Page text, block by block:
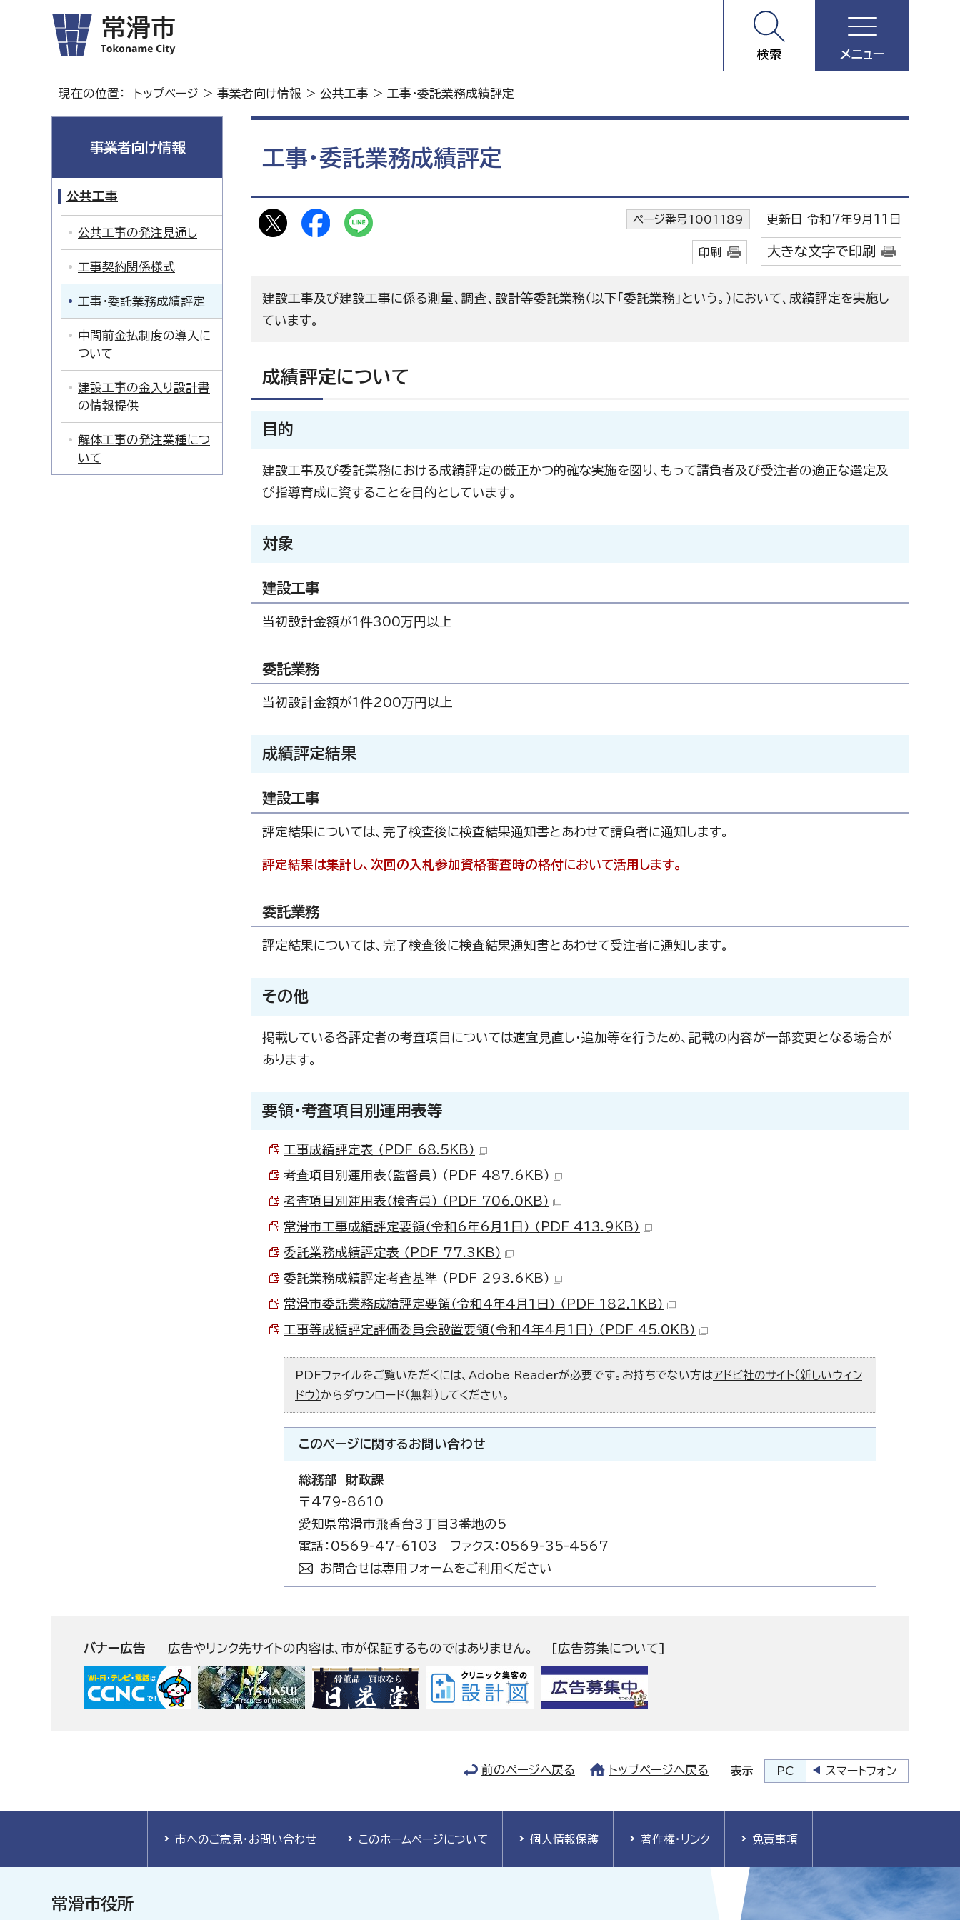
検索 メニュー
現在の位置： トップページ > 事業者向け情報 > 公共工事 > 工事・委託業務成績評定
工事・委託業務成績評定
ページ番号1001189 更新日 令和7年9月11日
印刷 大きな文字で印刷
建設工事及び建設工事に係る測量、調査、設計等委託業務（以下「委託業務」という。）において、成績評定を実施し
ています。
成績評定について
目的
建設工事及び委託業務における成績評定の厳正かつ的確な実施を図り、もって請負者及び受注者の適正な選定及
び指導育成に資することを目的としています。
対象
建設工事
当初設計金額が1件300万円以上
委託業務
当初設計金額が1件200万円以上
成績評定結果
建設工事
評定結果については、完了検査後に検査結果通知書とあわせて請負者に通知します。
評定結果は集計し、次回の入札参加資格審査時の格付において活用します。
委託業務
評定結果については、完了検査後に検査結果通知書とあわせて受注者に通知します。
その他
掲載している各評定者の考査項目については適宜見直し・追加等を行うため、記載の内容が一部変更となる場合が
あります。
要領・考査項目別運用表等
工事成績評定表 （PDF 68.5KB）
考査項目別運用表（監督員） （PDF 487.6KB）
考査項目別運用表（検査員） （PDF 706.0KB）
常滑市工事成績評定要領（令和6年6月1日） （PDF 413.9KB）
委託業務成績評定表 （PDF 77.3KB）
委託業務成績評定考査基準 （PDF 293.6KB）
常滑市委託業務成績評定要領（令和4年4月1日） （PDF 182.1KB）
工事等成績評定評価委員会設置要領（令和4年4月1日） （PDF 45.0KB）
PDFファイルをご覧いただくには、Adobe Readerが必要です。お持ちでない方はアドビ社のサイト（新しいウィン
ドウ）からダウンロード（無料）してください。
このページに関するお問い合わせ
総務部 財政課
〒479-8610
愛知県常滑市飛香台3丁目3番地の5
電話：0569-47-6103 ファクス：0569-35-4567
お問合せは専用フォームをご利用ください
事業者向け情報
公共工事
公共工事の発注見通し
工事契約関係様式
工事・委託業務成績評定
中間前金払制度の導入に
ついて
建設工事の金入り設計書
の情報提供
解体工事の発注業種につ
いて
バナー広告 広告やリンク先サイトの内容は、市が保証するものではありません。 [広告募集について]
前のページへ戻る トップページへ戻る 表示 PC スマートフォン
市へのご意見・お問い合わせ このホームページについて 個人情報保護 著作権・リンク 免責事項
常滑市役所